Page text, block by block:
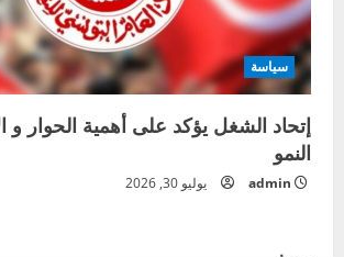
سياسة
إتحاد الشغل يؤكد على أهمية الحوار و
النمو
admin يوليو 30, 2026